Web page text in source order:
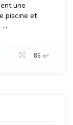
une
piscine et
85 m²